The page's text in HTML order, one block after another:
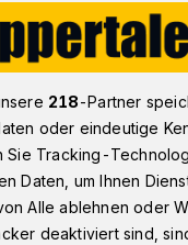
218-Partner
oder eindeutige
Sie Tracking-
Daten, um Ihnen
Alle ablehnen oder
deaktiviert sind,